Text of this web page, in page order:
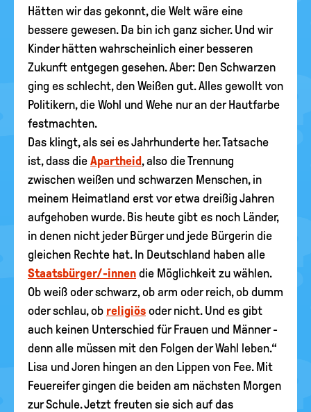
Hätten wir das gekonnt, die Welt wäre eine
bessere gewesen. Da bin ich ganz sicher. Und wir
Kinder hätten wahrscheinlich einer besseren
Zukunft entgegen gesehen. Aber: Den Schwarzen
ging es schlecht, den Weißen gut. Alles gewollt von
Politikern, die Wohl und Wehe nur an der Hautfarbe
festmachten.
Das klingt, als sei es Jahrhunderte her. Tatsache
ist, dass die Apartheid, also die Trennung
zwischen weißen und schwarzen Menschen, in
meinem Heimatland erst vor etwa dreißig Jahren
aufgehoben wurde. Bis heute gibt es noch Länder,
in denen nicht jeder Bürger und jede Bürgerin die
gleichen Rechte hat. In Deutschland haben alle
Staatsbürger/-innen die Möglichkeit zu wählen.
Ob weiß oder schwarz, ob arm oder reich, ob dumm
oder schlau, ob religiös oder nicht. Und es gibt
auch keinen Unterschied für Frauen und Männer -
denn alle müssen mit den Folgen der Wahl leben.“
Lisa und Joren hingen an den Lippen von Fee. Mit
Feuereifer gingen die beiden am nächsten Morgen
zur Schule. Jetzt freuten sie sich auf das